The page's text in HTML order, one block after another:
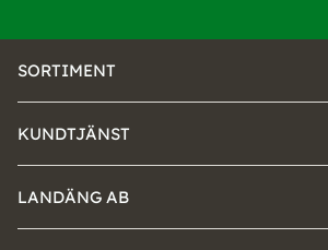
SORTIMENT
KUNDTJÄNST
LANDÄNG AB